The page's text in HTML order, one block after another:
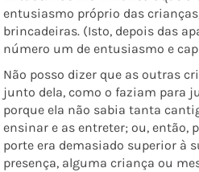
entusiasmo próprio das
brincadeiras. (Isto, depois das
número um de entusiasmo e
Não posso dizer que as outras
junto dela, como o faziam para
porque ela não sabia tanta
ensinar e as entreter; ou, então,
porte era demasiado superior à
presença, alguma criança ou